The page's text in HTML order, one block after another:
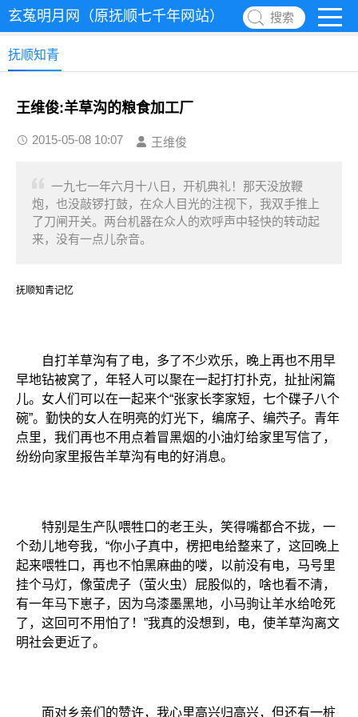
玄菟明月网（原抚顺七千年网站） 搜索
抚顺知青
王维俊:羊草沟的粮食加工厂
2015-05-08 10:07 王维俊
一九七一年六月十八日，开机典礼！那天没放鞭
炮，也没敲锣打鼓，在众人目光的注视下，我双手推上
了刀闸开关。两台机器在众人的欢呼声中轻快的转动起
来，没有一点儿杂音。
抚顺知青记忆
自打羊草沟有了电，多了不少欢乐，晚上再也不用早
早地钻被窝了，年轻人可以聚在一起打打扑克，扯扯闲篇
儿。女人们可以在一起来个“张家长李家短，七个碟子八个
碗”。勤快的女人在明亮的灯光下，编席子、编茓子。青年
点里，我们再也不用点着冒黑烟的小油灯给家里写信了，
纷纷向家里报告羊草沟有电的好消息。
特别是生产队喂牲口的老王头，笑得嘴都合不拢，一
个劲儿地夸我，“你小子真中，楞把电给整来了，这回晚上
起来喂牲口，再也不怕黑麻曲的喽，以前没有电，马号里
挂个马灯，像萤虎子（萤火虫）屁股似的，啥也看不清，
有一年马下崽子，因为乌漆墨黑地，小马驹让羊水给呛死
了，这回可不用怕了！”我真的没想到，电，使羊草沟离文
明社会更近了。
面对乡亲们的赞许，我心里高兴归高兴，但还有一桩